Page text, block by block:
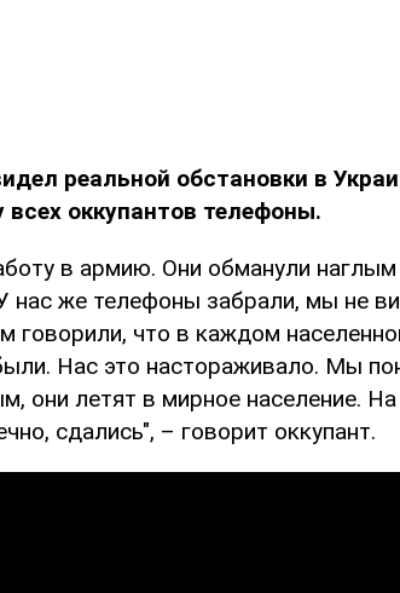
реальной обстановки в
оккупантов телефоны.
в армию. Они обманули
нас же телефоны забрали, мы не
говорили, что в каждом
Нас это настораживало. Мы
они летят в мирное население.
сдались", – говорит оккупант.